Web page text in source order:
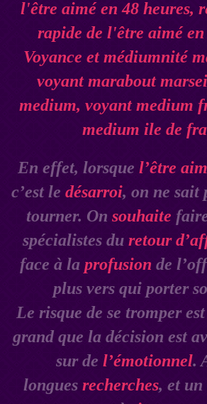
En effet, lorsque l’être
c’est le désarroi, on ne sait
tourner. On souhaite
spécialistes du retour
face à la profusion de
plus vers qui porter
Le risque de se tromper
grand que la décision est
sur de l’émotionnel.
longues recherches, et